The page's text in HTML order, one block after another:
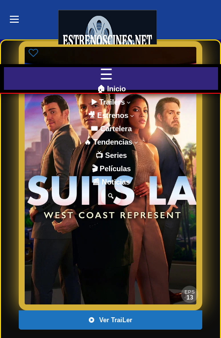
Últimos
🎬 VER
AHORA
Cartelera
de Cine
Próximos
Estrenos
en Cines
Últimos
Tráilers
Español
SERIES
PLATAFORMAS
🏠 Inicio
▶️ Trailers
🎥 Estrenos
🎟️ Cartelera
🔥 Tendencias
📺 Series
🎬 Películas
📰 Noticias
🔍
EPS
13
Ver TraiLer